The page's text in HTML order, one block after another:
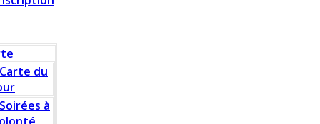
Carte du
Soirées à